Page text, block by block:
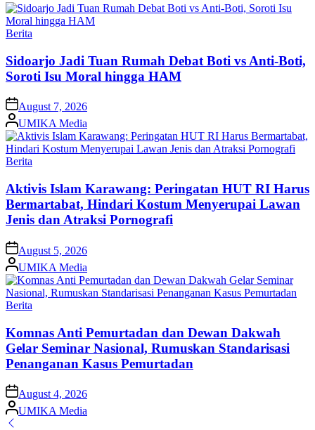
Posted
Berita
Sidoarjo Jadi Tuan Rumah Debat Boti vs Anti-Boti,
Soroti Isu Moral hingga HAM
onAugust 7, 2026
Posted
by
UMIKA Media
Posted
Berita
Aktivis Islam Karawang: Peringatan HUT RI Harus
Bermartabat, Hindari Kostum Menyerupai Lawan
Jenis dan Atraksi Pornografi
on August 5, 2026
Posted
by
UMIKA Media
Posted
Berita
Komnas Anti Pemurtadan dan Dewan Dakwah
Gelar Seminar Nasional, Rumuskan Standarisasi
Penanganan Kasus Pemurtadan
on August 4, 2026
Posted
by
UMIKA Media